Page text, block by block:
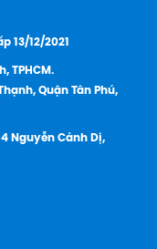
13/12/2021
TPHCM.
Quận Tân Phú,
Nguyễn Cảnh Dị,